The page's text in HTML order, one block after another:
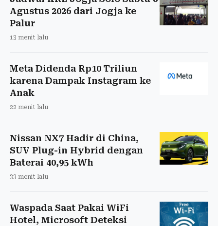
Agustus 2026 dari Jogja ke
Palur
13 menit lalu
Meta Didenda Rp10 Triliun
karena Dampak Instagram ke
Anak
22 menit lalu
Nissan NX7 Hadir di China,
SUV Plug-in Hybrid dengan
Baterai 40,95 kWh
33 menit lalu
Waspada Saat Pakai WiFi
Hotel, Microsoft Deteksi